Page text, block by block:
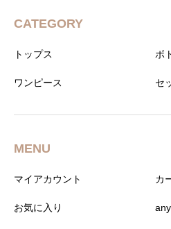
CATEGORY
トップス ボ
ワンピース セ
MENU
マイアカウント カ
お気に入り